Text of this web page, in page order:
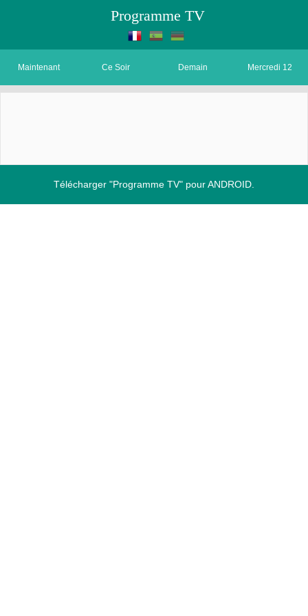
Programme TV
Maintenant Ce Soir Demain Mercredi 12
Télécharger "Programme TV" pour ANDROID.